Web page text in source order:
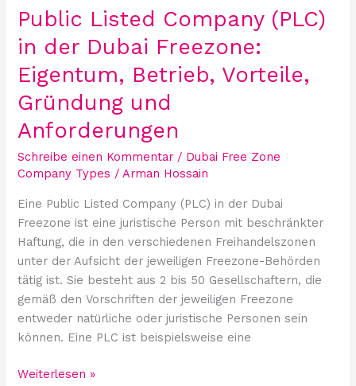
Public Listed Company (PLC)
in der Dubai Freezone:
Eigentum, Betrieb, Vorteile,
Gründung und
Anforderungen
Schreibe einen Kommentar / Dubai Free Zone
Company Types /Arman Hossain
Eine Public Listed Company (PLC) in der Dubai
Freezone ist eine juristische Person mit beschränkter
Haftung, die in den verschiedenen Freihandelszonen
unter der Aufsicht der jeweiligen Freezone-Behörden
tätig ist. Sie besteht aus 2 bis 50 Gesellschaftern, die
gemäß den Vorschriften der jeweiligen Freezone
entweder natürliche oder juristische Personen sein
können. Eine PLC ist beispielsweise eine
Betrieb,
Vorteile,
Gründung
und
Anforderungen
Weiterlesen »